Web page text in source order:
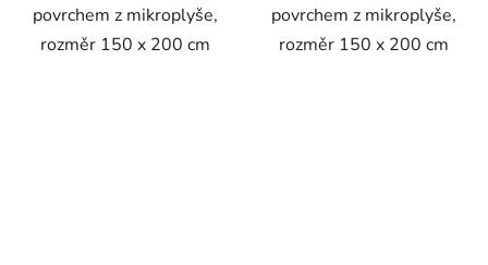
povrchem z mikroplyše,
rozměr 150 x 200 cm
povrchem z mikroplyše,
rozměr 150 x 200 cm